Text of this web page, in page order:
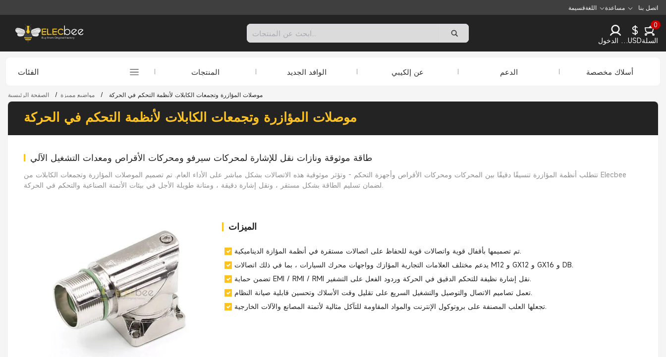
قسيمةاللغة مساعدة اتصل بنا
تسجيل الدخول
$
USD
0
السلة
الفئات المنتجات الوافد الجديد عن إلكيبي الدعم أسلاك مخصصة
الصفحة الرئيسية / مواضيع مميزة / موصلات المؤازرة وتجمعات الكابلات لأنظمة التحكم في الحركة
موصلات المؤازرة وتجمعات الكابلات لأنظمة التحكم في الحركة
طاقة موثوقة ونازات نقل للإشارة لمحركات سيرفو ومحركات الأقراص ومعدات التشغيل الآلي
تتطلب أنظمة المؤازرة تنسيقًا دقيقًا بين المحركات ومحركات الأقراص وأجهزة التحكم - وتؤثر موثوقية هذه الاتصالات بشكل مباشر على الأداء العام. تم تصميم الموصلات المؤازرة وتجمعات الكابلات من Elecbee
لضمان تسليم الطاقة بشكل مستقر ، ونقل إشارة دقيقة ، ومتانة طويلة الأجل في بيئات الأتمتة الصناعية والتحكم في الحركة.
الميزات
تم تصميمها بأقفال قوية واتصالات قوية للحفاظ على اتصالات مستقرة في أنظمة المؤازة الديناميكية.
يدعم مختلف العلامات التجارية المؤازك وواجهات محرك السيارات ، بما في ذلك اتصالات M12 و GX12 و GX16 و DB.
تضمن حماية EMI / RMI / RMI نقل إشارة نظيفة للتحكم الدقيق في الحركة وردود الفعل على التشفير.
تعمل تصاميم الاتصال والتوصيل والتشغيل السريع على تقليل وقت الأسلاك وتحسين قابلية صيانة النظام.
تجعلها العلب المصنفة على بروتوكول الإنترنت والمواد المقاومة للتآكل مثالية لأتمتة المصانع والآلات الخارجية.